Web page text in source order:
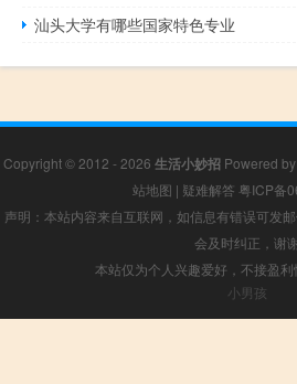
汕头大学有哪些国家特色专业
Copyright © 2012 - 2026 生活小妙招 Powered by
站地图 | 疑难解答 粤ICP备
声明：本站内容来自互联网，如信息有错误可发
会及时纠正，谢
本站仅为个人兴趣爱好，不接盈
小男孩